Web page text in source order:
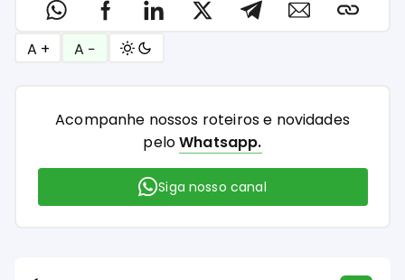
A + A −
Acompanhe nossos roteiros e novidades
peloWhatsapp.
Siga nosso canal